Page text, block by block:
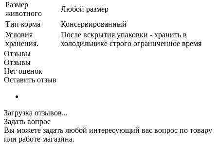
Размер
животного
Любой размер
Тип корма
Консервированный
Условия
хранения.
После вскрытия упаковки - хранить в
холодильнике строго ограниченное время
Отзывы
Отзывы
Нет оценок
Оставить отзыв
Загрузка отзывов...
Задать вопрос
Вы можете задать любой интересующий вас вопрос по товару
или работе магазина.